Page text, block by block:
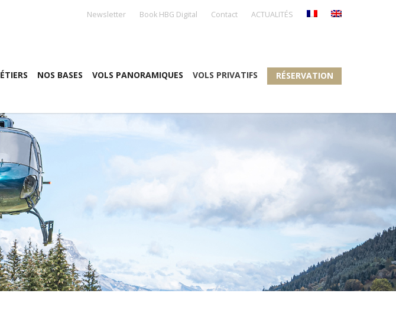
Newsletter Book HBG Digital Contact ACTUALITÉS
NOS BASES VOLS PANORAMIQUES VOLS PRIVATIFS RÉSERVATION